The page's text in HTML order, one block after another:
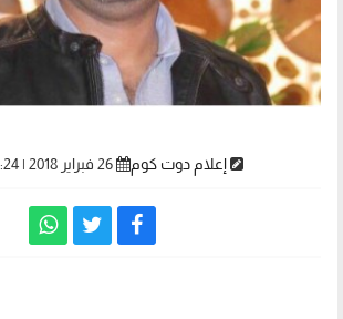
إعلام دوت كوم